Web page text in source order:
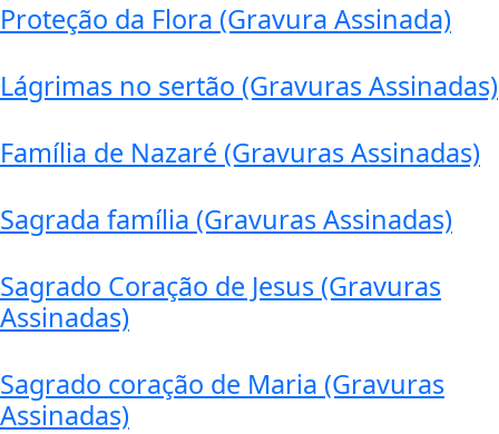
Proteção da Flora (Gravura Assinada)
Lágrimas no sertão (Gravuras Assinadas)
Família de Nazaré (Gravuras Assinadas)
Sagrada família (Gravuras Assinadas)
Sagrado Coração de Jesus (Gravuras
Assinadas)
Sagrado coração de Maria (Gravuras
Assinadas)